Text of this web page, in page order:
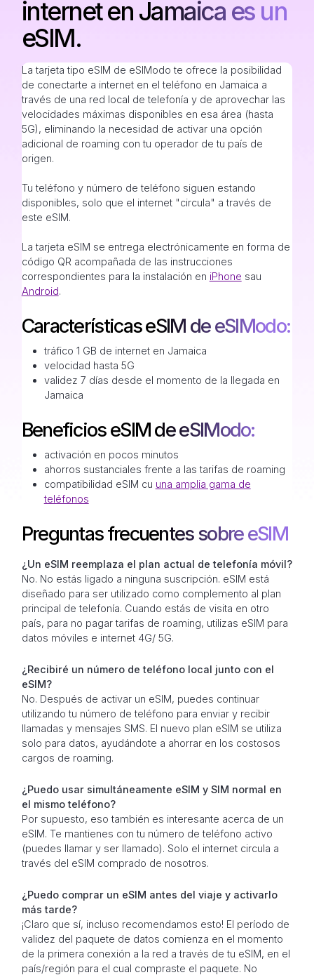
internet en Jamaica es un
eSIM.
La tarjeta tipo eSIM de eSIModo te ofrece la posibilidad
de conectarte a internet en el teléfono en Jamaica a
través de una red local de telefonía y de aprovechar las
velocidades máximas disponibles en esa área (hasta
5G), eliminando la necesidad de activar una opción
adicional de roaming con tu operador de tu país de
origen.
Tu teléfono y número de teléfono siguen estando
disponibles, solo que el internet "circula" a través de
este eSIM.
La tarjeta eSIM se entrega electrónicamente en forma de
código QR acompañada de las instrucciones
correspondientes para la instalación en iPhone sau
Android.
Características eSIM de eSIModo:
tráfico 1 GB de internet en Jamaica
velocidad hasta 5G
validez 7 días desde el momento de la llegada en
Jamaica
Beneficios eSIM de eSIModo:
activación en pocos minutos
ahorros sustanciales frente a las tarifas de roaming
compatibilidad eSIM cu una amplia gama de
teléfonos
Preguntas frecuentes sobre eSIM
¿Un eSIM reemplaza el plan actual de telefonía móvil?
No. No estás ligado a ninguna suscripción. eSIM está
diseñado para ser utilizado como complemento al plan
principal de telefonía. Cuando estás de visita en otro
país, para no pagar tarifas de roaming, utilizas eSIM para
datos móviles e internet 4G/ 5G.
¿Recibiré un número de teléfono local junto con el
eSIM?
No. Después de activar un eSIM, puedes continuar
utilizando tu número de teléfono para enviar y recibir
llamadas y mensajes SMS. El nuevo plan eSIM se utiliza
solo para datos, ayudándote a ahorrar en los costosos
cargos de roaming.
¿Puedo usar simultáneamente eSIM y SIM normal en
el mismo teléfono?
Por supuesto, eso también es interesante acerca de un
eSIM. Te mantienes con tu número de teléfono activo
(puedes llamar y ser llamado). Solo el internet circula a
través del eSIM comprado de nosotros.
¿Puedo comprar un eSIM antes del viaje y activarlo
más tarde?
¡Claro que sí, incluso recomendamos esto! El período de
validez del paquete de datos comienza en el momento
de la primera conexión a la red a través de tu eSIM, en el
país/región para el cual compraste el paquete. No